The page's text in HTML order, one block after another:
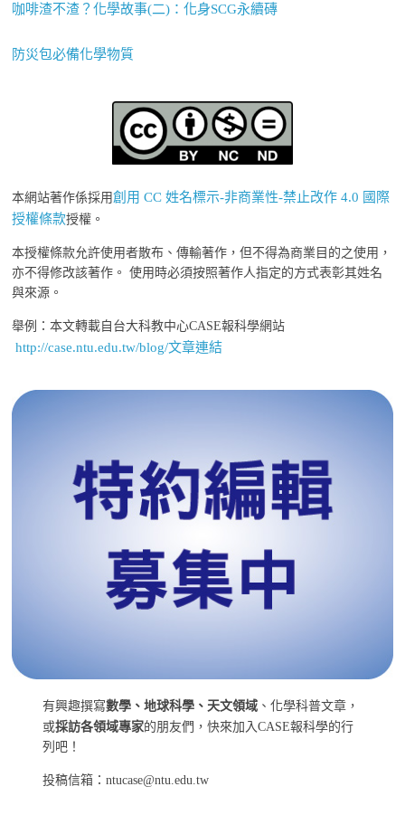
咖啡渣不渣？化學故事(二)：化身SCG永續磚
防災包必備化學物質
本網站著作係採用創用 CC 姓名標示-非商業性-禁止改作 4.0 國際
授權條款授權。
本授權條款允許使用者散布、傳輸著作，但不得為商業目的之使用，
亦不得修改該著作。 使用時必須按照著作人指定的方式表彰其姓名
與來源。
舉例：本文轉載自台大科教中心CASE報科學網站
http://case.ntu.edu.tw/blog/文章連結
有興趣撰寫數學、地球科學、天文領域 、化學科普文章，
或採訪各領域專家的朋友們，快來加入CASE報科學的行
列吧！
投稿信箱：ntucase@ntu.edu.tw